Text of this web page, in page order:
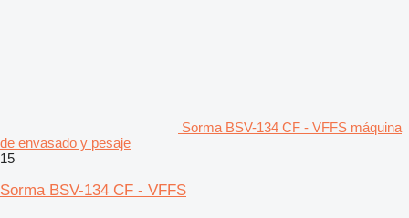
Sorma BSV-134 CF - VFFS máquina
de envasado y pesaje
15
Sorma BSV-134 CF - VFFS